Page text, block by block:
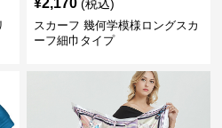
¥2,170 (税込)
スカーフ 幾何学模様ロングスカ
ーフ細巾タイプ